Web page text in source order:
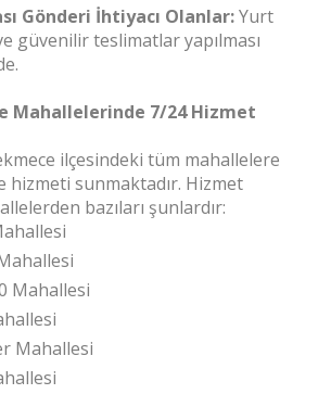
Gönderi İhtiyacı Olanlar:Yurt
güvenilir teslimatlar yapılması
Mahallelerinde 7/24 Hizmet
ilçesindeki tüm mahallelere
hizmeti sunmaktadır. Hizmet
bazıları şunlardır:
Mahallesi
Mahallesi